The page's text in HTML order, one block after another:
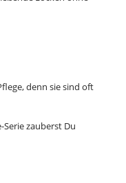
denn sie sind oft
zauberst Du